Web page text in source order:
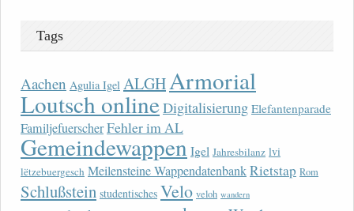
Tags
Aachen Agulia Igel ALGH Armorial
Loutsch onlineDigitalisierung Elefantenparade
FamiljefuerscherFehler im AL
Gemeindewappen Igel Jahresbilanz lvi
lëtzebuergesch Meilensteine WappendatenbankRietstap Rom
Schlußstein studentisches Velo veloh wandern